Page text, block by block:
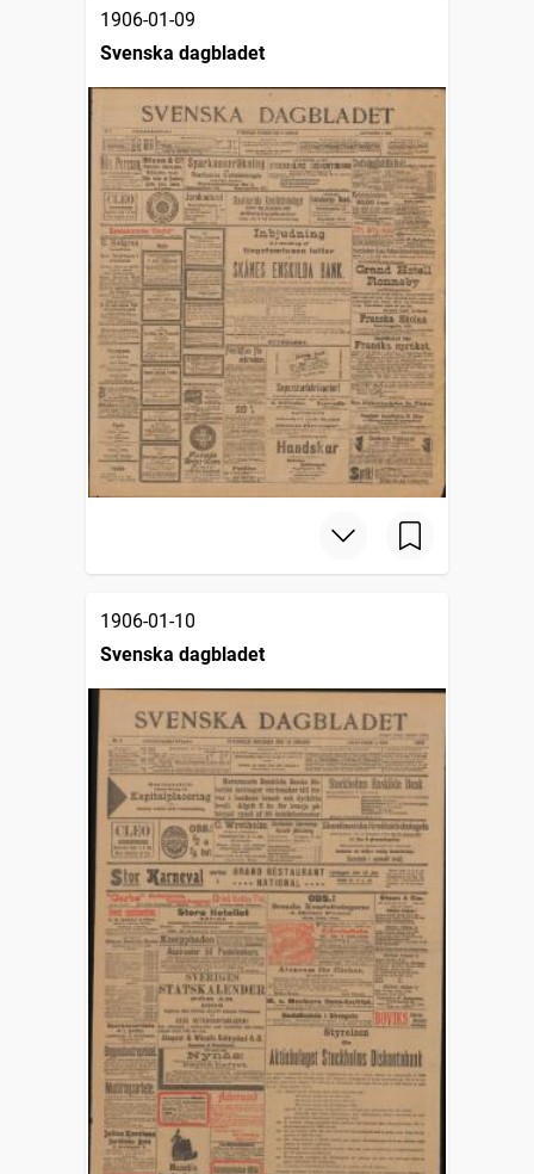
1906-01-09
Svenska dagbladet
1906-01-10
Svenska dagbladet